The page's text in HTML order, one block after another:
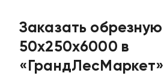
Заказать
50х250х6000 в
«ГрандЛесМаркет»